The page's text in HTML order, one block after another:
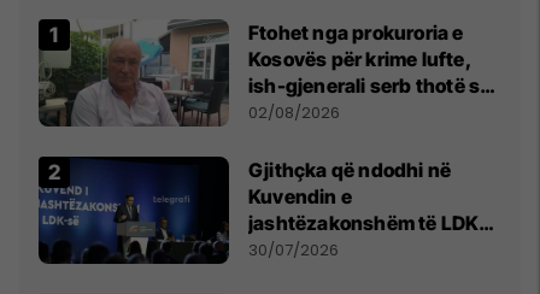
Ftohet nga prokuroria e
Kosovës për krime lufte,
ish-gjenerali serb thotë se
dikush e tradhtoi në
02/08/2026
Gjithçka që ndodhi në
Kuvendin e
jashtëzakonshëm të LDK-
së
30/07/2026